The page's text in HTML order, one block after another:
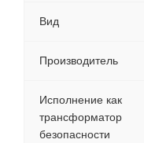
Вид
Производитель
Исполнение как
трансформатор
безопасности